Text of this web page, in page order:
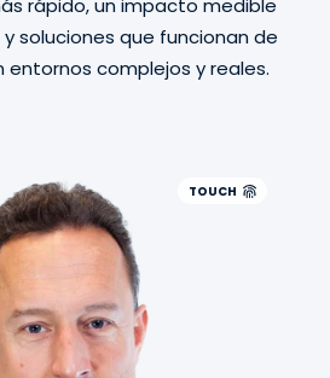
rápido, un impacto medible
soluciones que funcionan de
entornos complejos y reales.
TOUCH